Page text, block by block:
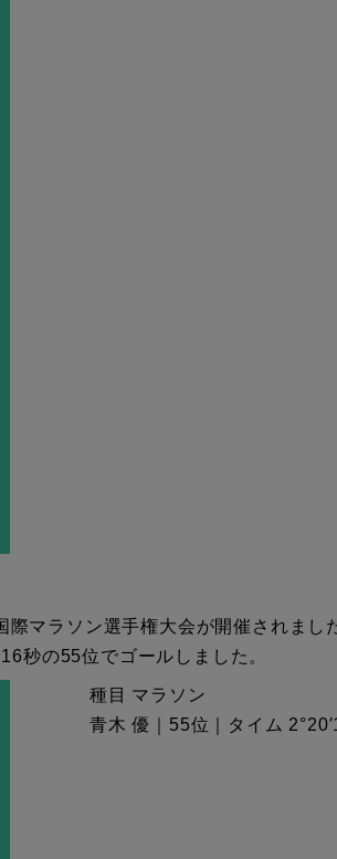
マラソン選手権大会が開催されま
秒の55位でゴールしました。
種目 マラソン
青木 優｜55位｜タイム